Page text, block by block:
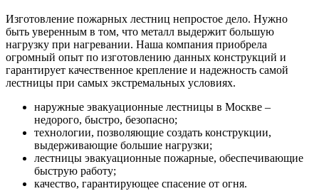
Изготовление пожарных лестниц непростое дело. Нужно
быть уверенным в том, что металл выдержит большую
нагрузку при нагревании. Наша компания приобрела
огромный опыт по изготовлению данных конструкций и
гарантирует качественное крепление и надежность самой
лестницы при самых экстремальных условиях.
наружные эвакуационные лестницы в Москве –
недорого, быстро, безопасно;
технологии, позволяющие создать конструкции,
выдерживающие большие нагрузки;
лестницы эвакуационные пожарные, обеспечивающие
быструю работу;
качество, гарантирующее спасение от огня.